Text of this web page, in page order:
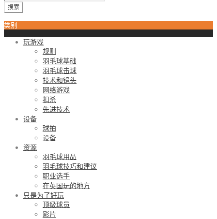
类别
玩游戏
规则
羽毛球基础
羽毛球击球
技术和镜头
网络游戏
扣杀
先进技术
设备
球拍
设备
资源
羽毛球用品
羽毛球技巧和建议
职业选手
在英国玩的地方
只是为了好玩
顶级球员
影片